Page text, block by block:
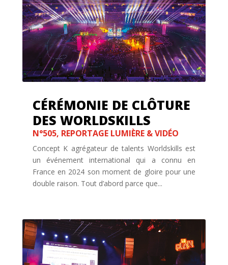
CÉRÉMONIE DE CLÔTURE
DES WORLDSKILLS
N°505, REPORTAGE LUMIÈRE & VIDÉO
Concept K agrégateur de talents Worldskills est
un événement international qui a connu en
France en 2024 son moment de gloire pour une
double raison. Tout d’abord parce que...